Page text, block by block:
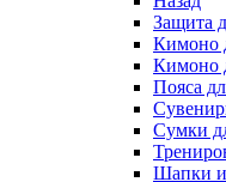
Защита
Кимоно
Кимоно
Пояса
Сумки
Шапки